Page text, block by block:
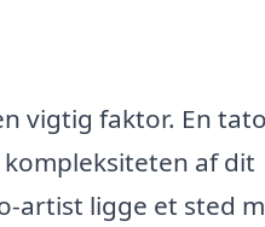
vigtig faktor. En
af dit
artist ligge et sted